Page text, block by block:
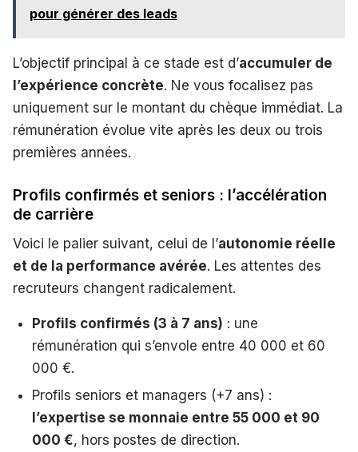
pour générer des leads
L’objectif principal à ce stade est d’accumuler de
l’expérience concrète. Ne vous focalisez pas
uniquement sur le montant du chèque immédiat. La
rémunération évolue vite après les deux ou trois
premières années.
Profils confirmés et seniors : l’accélération
de carrière
Voici le palier suivant, celui de l’autonomie réelle
et de la performance avérée. Les attentes des
recruteurs changent radicalement.
Profils confirmés (3 à 7 ans) : une
rémunération qui s’envole entre 40 000 et 60
000 €.
Profils seniors et managers (+7 ans) :
l’expertise se monnaie entre 55 000 et 90
000 €, hors postes de direction.